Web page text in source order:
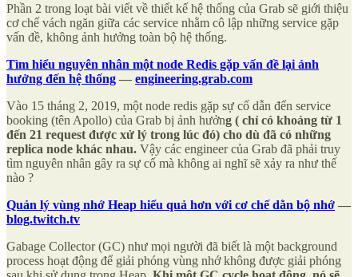
Phần 2 trong loạt bài viết về thiết kế hệ thống của Grab sẽ giới thiệu
cơ chế vách ngăn giữa các service nhằm cô lập những service gặp
vấn đề, không ảnh hưởng toàn bộ hệ thống.
Tìm hiểu nguyên nhân một node Redis gặp vấn đề lại ảnh
hưởng đến hệ thống — engineering.grab.com
Vào 15 tháng 2, 2019, một node redis gặp sự cố dẫn đến service
booking (tên Apollo) của Grab bị ảnh hưởng ( chỉ có khoảng từ 1
đến 21 request được xử lý trong lúc đó) cho dù đã có những
replica node khác nhau. Vậy các engineer của Grab đã phải truy
tìm nguyên nhân gây ra sự cố mà không ai nghĩ sẽ xảy ra như thế
nào ?
Quản lý vùng nhớ Heap hiểu quả hơn với cơ chế dằn bộ nhớ —
blog.twitch.tv
Gabage Collector (GC) như mọi người đã biết là một background
process hoạt động để giải phóng vùng nhớ không được giải phóng